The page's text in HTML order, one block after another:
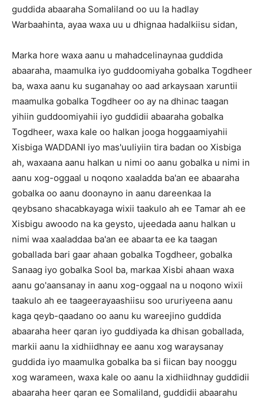
guddida abaaraha Somaliland oo uu la hadlay
Warbaahinta, ayaa waxa uu u dhignaa hadalkiisu sidan,
Marka hore waxa aanu u mahadcelinaynaa guddida
abaaraha, maamulka iyo guddoomiyaha gobalka Togdheer
ba, waxa aanu ku suganahay oo aad arkaysaan xaruntii
maamulka gobalka Togdheer oo ay na dhinac taagan
yihiin guddoomiyahii iyo guddidii abaaraha gobalka
Togdheer, waxa kale oo halkan jooga hoggaamiyahii
Xisbiga WADDANI iyo mas'uuliyiin tira badan oo Xisbiga
ah, waxaana aanu halkan u nimi oo aanu gobalka u nimi in
aanu xog-oggaal u noqono xaaladda ba'an ee abaaraha
gobalka oo aanu doonayno in aanu dareenkaa la
qeybsano shacabkayaga wixii taakulo ah ee Tamar ah ee
Xisbigu awoodo na ka geysto, ujeedada aanu halkan u
nimi waa xaaladdaa ba'an ee abaarta ee ka taagan
goballada bari gaar ahaan gobalka Togdheer, gobalka
Sanaag iyo gobalka Sool ba, markaa Xisbi ahaan waxa
aanu go'aansanay in aanu xog-oggaal na u noqono wixii
taakulo ah ee taageerayaashiisu soo ururiyeena aanu
kaga qeyb-qaadano oo aanu ku wareejino guddida
abaaraha heer qaran iyo guddiyada ka dhisan goballada,
markii aanu la xidhiidhnay ee aanu xog waraysanay
guddida iyo maamulka gobalka ba si fiican bay nooggu
xog warameen, waxa kale oo aanu la xidhiidhnay guddidii
abaaraha heer qaran ee Somaliland, guddidii abaarahu